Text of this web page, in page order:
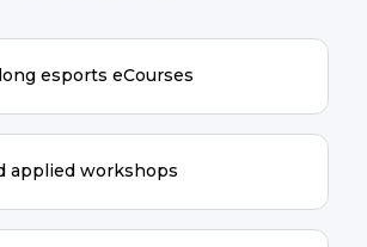
esports eCourses
applied workshops